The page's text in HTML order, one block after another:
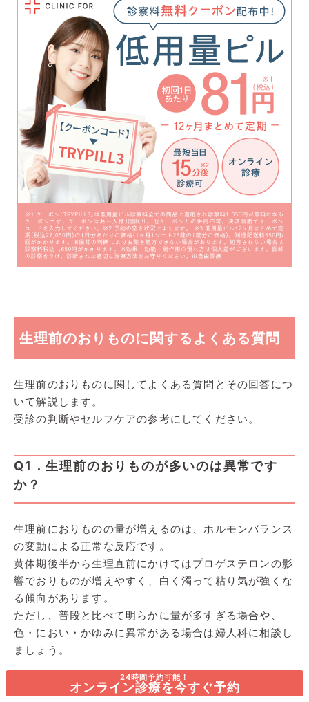
24時間予約可能！
オンライン診療を今すぐ予約
生理前のおりものに関するよくある質問
生理前のおりものに関してよくある質問とその回答につ
いて解説します。
受診の判断やセルフケアの参考にしてください。
Q1．生理前のおりものが多いのは異常です
か？
生理前におりものの量が増えるのは、ホルモンバランス
の変動による正常な反応です。
黄体期後半から生理直前にかけてはプロゲステロンの影
響でおりものが増えやすく、白く濁って粘り気が強くな
る傾向があります。
ただし、普段と比べて明らかに量が多すぎる場合や、
色・におい・かゆみに異常がある場合は婦人科に相談し
ましょう。
Q2．生理前のおりものが黄色いのは病気です